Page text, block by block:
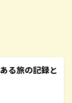
る旅の記録と